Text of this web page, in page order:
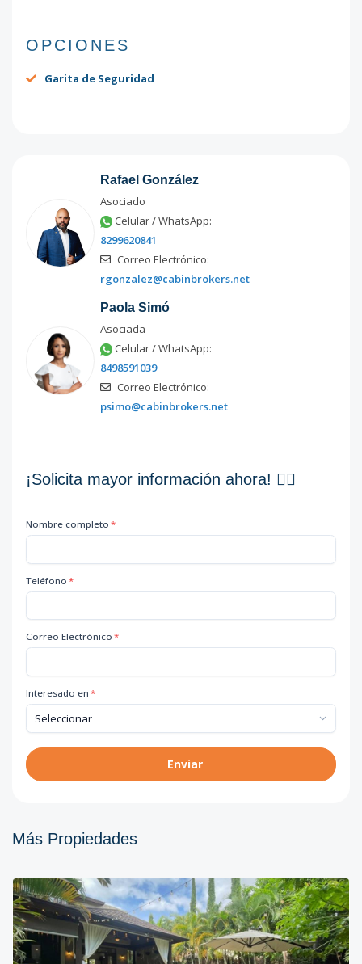
OPCIONES
Garita de Seguridad
Rafael González
Asociado
Celular / WhatsApp:
8299620841
Correo Electrónico:
rgonzalez@cabinbrokers.net
Paola Simó
Asociada
Celular / WhatsApp:
8498591039
Correo Electrónico:
psimo@cabinbrokers.net
¡Solicita mayor información ahora! 👇🏽
Nombre completo *
Teléfono *
Correo Electrónico *
Interesado en *
Enviar
Más Propiedades